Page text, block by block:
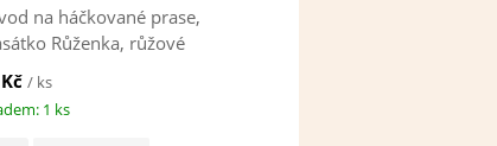
na háčkované prase,
Růženka, růžové
/ ks
1 ks